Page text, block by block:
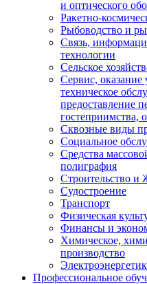
и оптического
Ракетно-
Рыбоводство и
Связь,
технологии
Сельское
Сервис, оказание
техническое
предоставление
гостеприимства,
Сквозные виды
Социальное
Средства
полиграфия
Строительство
Судостроение
Транспорт
Физическая
Финансы и
Химическое,
производство
Профессиональное